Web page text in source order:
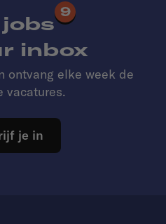
jobs
9
inbox
ontvang elke week de
vacatures.
je in